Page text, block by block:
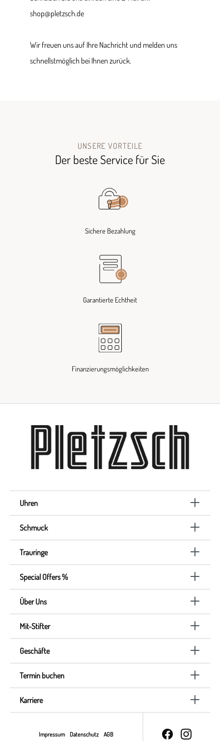
shop@pletzsch.de
Wir freuen uns auf Ihre Nachricht und melden uns
schnellstmöglich bei Ihnen zurück.
UNSERE VORTEILE
Der beste Service für Sie
Sichere Bezahlung
Garantierte Echtheit
Finanzierungsmöglichkeiten
Uhren
Schmuck
Trauringe
Special Offers %
Über Uns
Mit-Stifter
Geschäfte
Termin buchen
Karriere
Impressum Datenschutz AGB